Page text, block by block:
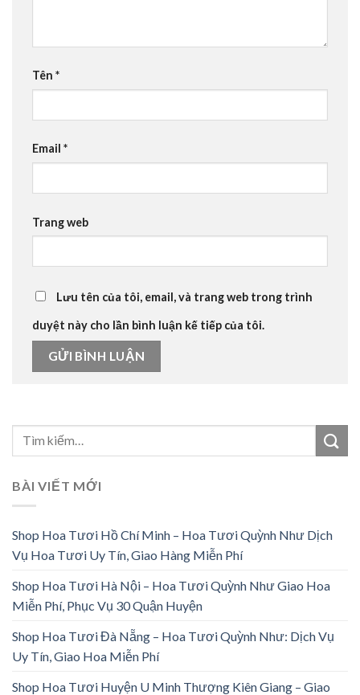
Tên *
Email *
Trang web
Lưu tên của tôi, email, và trang web trong trình
duyệt này cho lần bình luận kế tiếp của tôi.
BÀI VIẾT MỚI
Shop Hoa Tươi Hồ Chí Minh – Hoa Tươi Quỳnh Như Dịch
Vụ Hoa Tươi Uy Tín, Giao Hàng Miễn Phí
Shop Hoa Tươi Hà Nội – Hoa Tươi Quỳnh Như Giao Hoa
Miễn Phí, Phục Vụ 30 Quận Huyện
Shop Hoa Tươi Đà Nẵng – Hoa Tươi Quỳnh Như: Dịch Vụ
Uy Tín, Giao Hoa Miễn Phí
Shop Hoa Tươi Huyện U Minh Thượng Kiên Giang – Giao